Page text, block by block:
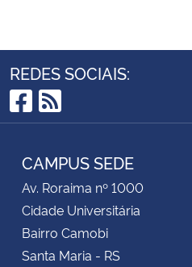
REDES SOCIAIS:
Facebook
RSS
CAMPUS SEDE
Av. Roraima nº 1000
Cidade Universitária
Bairro Camobi
Santa Maria - RS